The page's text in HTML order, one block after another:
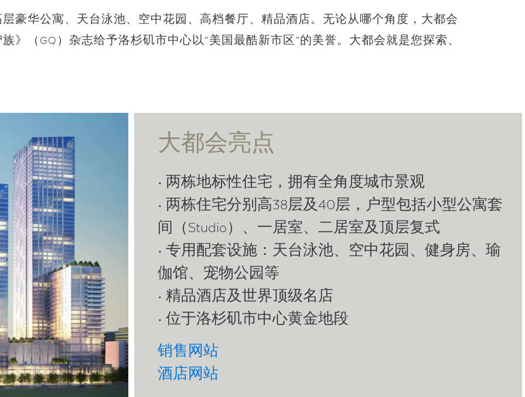
豪华公寓、天台泳池、空中花园、高档餐厅、精品酒店。无论从哪个角度，大都会
》（GQ）杂志给予洛杉矶市中心以“美国最酷新市区”的美誉。大都会就是您探索、
大都会亮点
• 两栋地标性住宅，拥有全角度城市景观
• 两栋住宅分别高38层及40层，户型包括小型公寓套
间（Studio）、一居室、二居室及顶层复式
• 专用配套设施：天台泳池、空中花园、健身房、瑜
伽馆、宠物公园等
• 精品酒店及世界顶级名店
• 位于洛杉矶市中心黄金地段
销售网站
酒店网站